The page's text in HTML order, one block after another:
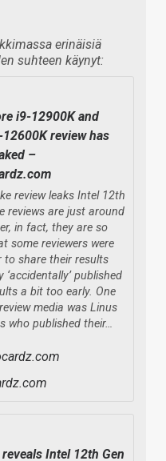
erinäisiä
suhteen käynyt:
i9-12900K and
review has
–
review leaks Intel 12th
reviews are just around
in fact, they are so
some reviewers were
to share their results
‘accidentally’ published
a bit too early. One
media was Linus
who published their…
reveals Intel 12th Gen